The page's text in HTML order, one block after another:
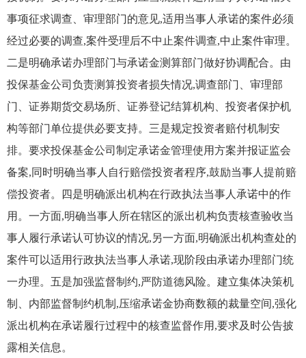
事项征求调查、审理部门的意见,适用当事人承诺的案件必须
经过必要的调查,案件受理后不中止案件调查,中止案件审理。
二是明确承诺办理部门与承诺金测算部门做好协调配合。由
投保基金公司负责测算投资者损失情况,调查部门、审理部
门、证券期货交易场所、证券登记结算机构、投资者保护机
构等部门单位提供必要支持。三是规定投资者赔付机制安
排。要求投保基金公司制定承诺金管理使用方案并报证监会
备案,同时明确当事人自行赔偿投资者程序,鼓励当事人提前赔
偿投资者。四是明确派出机构在行政执法当事人承诺中的作
用。一方面,明确当事人所在辖区的派出机构负责核查验收当
事人履行承诺认可协议的情况,另一方面,明确派出机构查处的
案件可以适用行政执法当事人承诺,现阶段由承诺办理部门统
一办理。五是加强监督制约,严防道德风险。建立集体决策机
制、内部监督制约机制,压缩承诺金协商数额的裁量空间,强化
派出机构在承诺履行过程中的核查监督作用,要求及时公告披
露相关信息。